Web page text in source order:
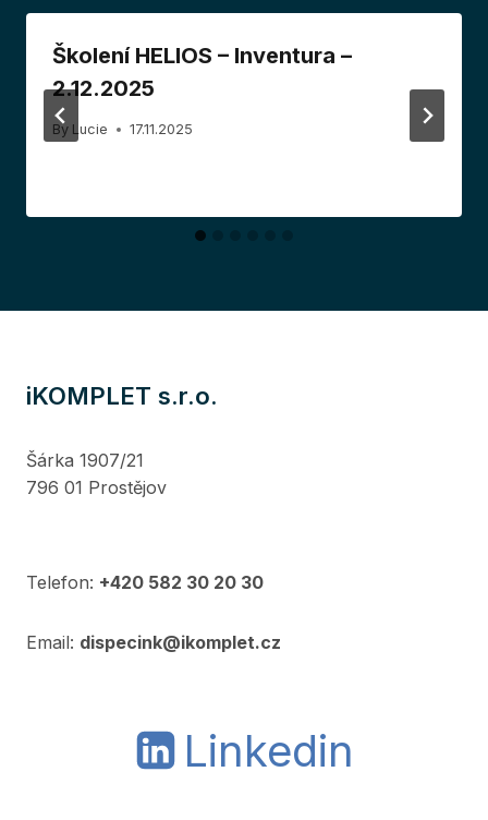
Školení HELIOS – Inventura –
2.12.2025
By Lucie 17.11.2025
iKOMPLET s.r.o.
Šárka 1907/21
796 01 Prostějov
Telefon: +420 582 30 20 30
Email: dispecink@ikomplet.cz
Linkedin